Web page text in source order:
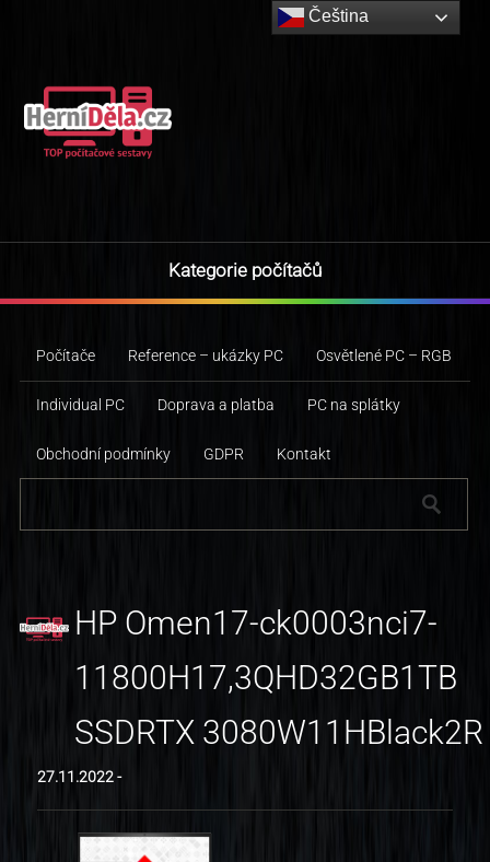
Kategorie počítačů
Počítače Reference – ukázky PC Osvětlené PC – RGB
Individual PC Doprava a platba PC na splátky
Obchodní podmínky GDPR Kontakt
HP Omen17-ck0003nci7-
11800H17,3QHD32GB1TB
SSDRTX 3080W11HBlack2R
27.11.2022 -
Čeština‎